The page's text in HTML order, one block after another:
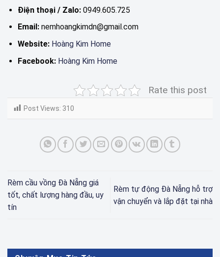
Điện thoại / Zalo:0949.605.725
Email: nemhoangkimdn@gmail.com
Website: Hoàng Kim Home
Facebook: Hoàng Kim Home
Rate this post
Post Views: 310
Rèm cầu vồng Đà Nẵng giá
tốt, chất lượng hàng đầu, uy
tín
Rèm tự động Đà Nẵng hỗ trợ
vận chuyển và lắp đặt tại nhà